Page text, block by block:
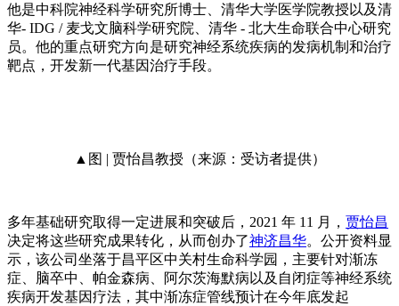
他是中科院神经科学研究所博士、清华大学医学院教授以及清
华- IDG / 麦戈文脑科学研究院、清华 - 北大生命联合中心研究
员。他的重点研究方向是研究神经系统疾病的发病机制和治疗
靶点，开发新一代基因治疗手段。
▲图 | 贾怡昌教授（来源：受访者提供）
多年基础研究取得一定进展和突破后，2021 年 11 月， 贾怡昌
决定将这些研究成果转化，从而创办了神济昌华。公开资料显
示，该公司坐落于昌平区中关村生命科学园，主要针对渐冻
症、脑卒中、帕金森病、阿尔茨海默病以及自闭症等神经系统
疾病开发基因疗法，其中渐冻症管线预计在今年底发起